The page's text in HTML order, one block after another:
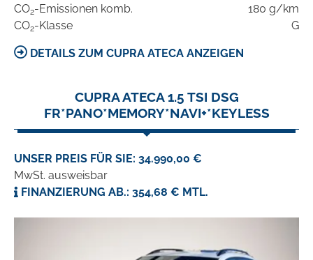
CO2-Emissionen komb.
180 g/km
CO2-Klasse G
DETAILS ZUM CUPRA ATECA ANZEIGEN
CUPRA ATECA 1.5 TSI DSG
FR*PANO*MEMORY*NAVI+*KEYLESS
UNSER PREIS FÜR SIE: 34.990,00 €
MwSt. ausweisbar
FINANZIERUNG AB.: 354,68 € MTL.